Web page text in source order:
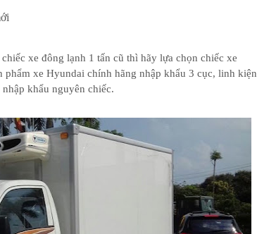
xe đông lạnh 1 tấn cũ thì hãy lựa chọn chiếc xe
phẩm xe Hyundai chính hãng nhập khẩu 3 cục, linh kiện
khẩu nguyên chiếc.